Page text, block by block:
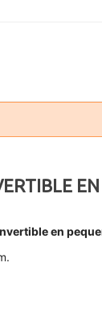
en